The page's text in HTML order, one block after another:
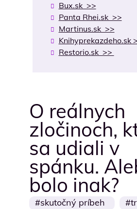
Bux.sk >>
Panta Rhei.sk >>
Martinus.sk >>
Knihyprekazdeho.sk
Restorio.sk >>
O reálnych
zločinoch,
sa udiali v
spánku.
bolo inak?
skutočný príbeh